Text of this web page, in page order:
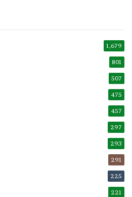
1,679
801
507
475
457
297
293
291
225
221